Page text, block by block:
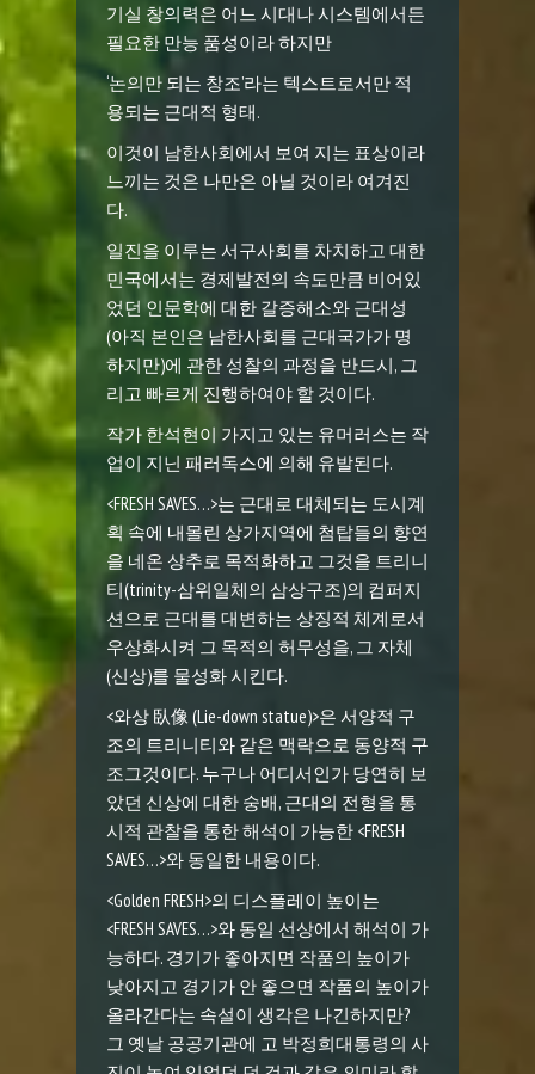
기실 창의력은 어느 시대나 시스템에서든
필요한 만능 품성이라 하지만
‘논의만 되는 창조’라는 텍스트로서만 적
용되는 근대적 형태.
이것이 남한사회에서 보여 지는 표상이라
느끼는 것은 나만은 아닐 것이라 여겨진
다.
일진을 이루는 서구사회를 차치하고 대한
민국에서는 경제발전의 속도만큼 비어있
었던 인문학에 대한 갈증해소와 근대성
(아직 본인은 남한사회를 근대국가가 명
하지만)에 관한 성찰의 과정을 반드시, 그
리고 빠르게 진행하여야 할 것이다.
작가 한석현이 가지고 있는 유머러스는 작
업이 지닌 패러독스에 의해 유발된다.
<FRESH SAVES…>는 근대로 대체되는 도시계
획 속에 내몰린 상가지역에 첨탑들의 향연
을 네온 상추로 목적화하고 그것을 트리니
티(trinity-삼위일체의 삼상구조)의 컴퍼지
션으로 근대를 대변하는 상징적 체계로서
우상화시켜 그 목적의 허무성을, 그 자체
(신상)를 물성화 시킨다.
<와상 臥像 (Lie-down statue)>은 서양적 구
조의 트리니티와 같은 맥락으로 동양적 구
조그것이다. 누구나 어디서인가 당연히 보
았던 신상에 대한 숭배, 근대의 전형을 통
시적 관찰을 통한 해석이 가능한 <FRESH
SAVES…>와 동일한 내용이다.
<Golden FRESH>의 디스플레이 높이는
<FRESH SAVES…>와 동일 선상에서 해석이 가
능하다. 경기가 좋아지면 작품의 높이가
낮아지고 경기가 안 좋으면 작품의 높이가
올라간다는 속설이 생각은 나긴하지만?
그 옛날 공공기관에 고 박정희대통령의 사